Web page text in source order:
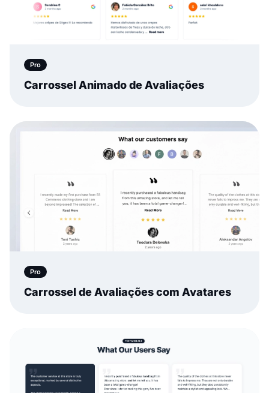
Pro
Carrossel Animado de Avaliações
Pro
Carrossel de Avaliações com Avatares